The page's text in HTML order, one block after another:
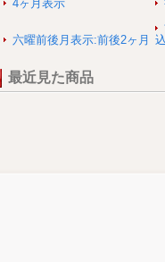
4ヶ月表示
六曜前後月表示:前後2ヶ月
最近見た商品